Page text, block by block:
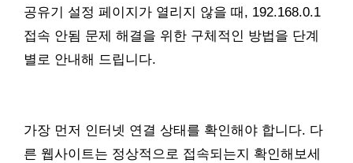
공유기 설정 페이지가 열리지 않을 때, 192.168.0.1
접속 안됨 문제 해결을 위한 구체적인 방법을 단계
별로 안내해 드립니다.
가장 먼저 인터넷 연결 상태를 확인해야 합니다. 다
른 웹사이트는 정상적으로 접속되는지 확인해보세